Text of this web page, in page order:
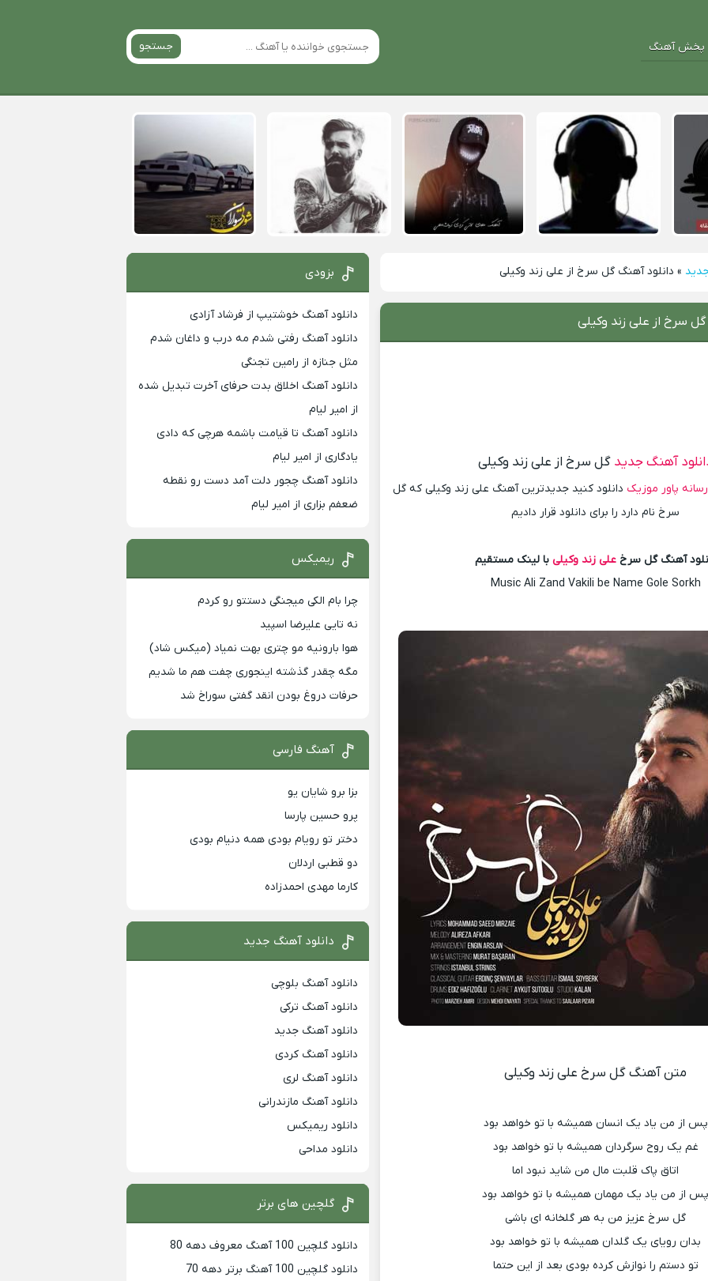
پخش آهنگ جستجو
» دانلود آهنگ گل سرخ از علی زند وکیلی
سرخ از علی زند وکیلی
آهنگ جدید گل سرخ از علی زند وکیلی
رسانه پاور موزیک دانلود کنید جدیدترین آهنگ علی زند وکیلی که گل
سرخ نام دارد را برای دانلود قرار دادیم
آهنگ گل سرخعلی زند وکیلی با لینک مستقیم
Music Ali Zand Vakili be Name Gole Sorkh
متن آهنگ گل سرخ علی زند وکیلی
پس از من یاد یک انسان همیشه با تو خواهد بود
غم یک روح سرگردان همیشه با تو خواهد بود
اتاق پاک قلبت مال من شاید نبود اما
از من یاد یک مهمان همیشه با تو خواهد بود
گل سرخ عزیز من به هر گلخانه ای باشی
بدان رویای یک گلدان همیشه با تو خواهد بود
تو دستم را نوازش کرده بودی بعد از این حتما
بزودی
دانلود آهنگ خوشتیپ از فرشاد آزادی
دانلود آهنگ رفتی شدم مه درب و داغان شدم
مثل جنازه از رامین تجنگی
دانلود آهنگ اخلاق بدت حرفای آخرت تبدیل شده
از امیر لیام
دانلود آهنگ تا قیامت باشمه هرچی که دادی
یادگاری از امیر لیام
دانلود آهنگ چجور دلت آمد دست رو نقطه
ضعفم بزاری از امیر لیام
ریمیکس
چرا بام الکی میجنگی دستتو رو کردم
نه تایی علیرضا اسپید
هوا بارونیه مو چتری بهت نمیاد (میکس شاد)
مگه چقدر گذشته اینجوری چفت هم ما شدیم
حرفات دروغ بودن انقد گفتی سوراخ شد
آهنگ فارسی
بزا برو شایان یو
پرو حسین پارسا
دختر تو رویام بودی همه دنیام بودی
دو قطبی اردلان
کارما مهدی احمدزاده
دانلود آهنگ جدید
دانلود آهنگ بلوچی
دانلود آهنگ ترکی
دانلود آهنگ جدید
دانلود آهنگ کردی
دانلود آهنگ لری
دانلود آهنگ مازندرانی
دانلود ریمیکس
دانلود مداحی
گلچین های برتر
دانلود گلچین 100 آهنگ معروف دهه 80
دانلود گلچین 100 آهنگ برتر دهه 70